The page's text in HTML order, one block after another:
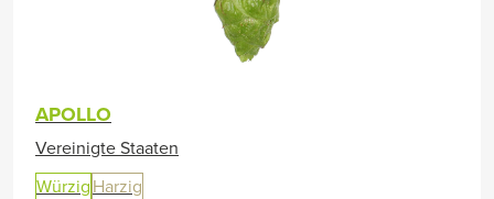
APOLLO
Vereinigte Staaten
Würzig Harzig